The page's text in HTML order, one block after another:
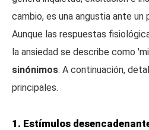
cambio, es una angustia ante un
Aunque las respuestas
la ansiedad se describe como
sinónimos. A continuación,
principales.
1. Estímulos